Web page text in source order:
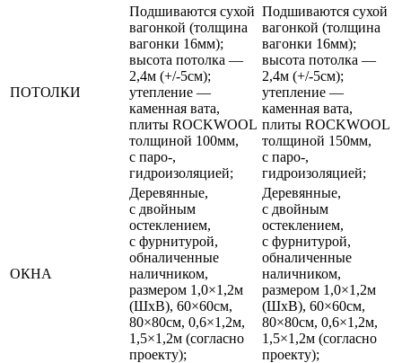
ПОТОЛКИ
Подшиваются сухой
вагонкой (толщина
вагонки 16мм);
высота потолка —
2,4м (+/-5см);
утепление —
каменная вата,
плиты ROCKWOOL
толщиной 100мм,
с паро-,
гидроизоляцией;
Подшиваются сухой
вагонкой (толщина
вагонки 16мм);
высота потолка —
2,4м (+/-5см);
утепление —
каменная вата,
плиты ROCKWOOL
толщиной 150мм,
с паро-,
гидроизоляцией;
ОКНА
Деревянные,
с двойным
остеклением,
с фурнитурой,
обналиченные
наличником,
размером 1,0×1,2м
(ШхВ), 60×60см,
80×80см, 0,6×1,2м,
1,5×1,2м (согласно
проекту);
Деревянные,
с двойным
остеклением,
с фурнитурой,
обналиченные
наличником,
размером 1,0×1,2м
(ШхВ), 60×60см,
80×80см, 0,6×1,2м,
1,5×1,2м (согласно
проекту);